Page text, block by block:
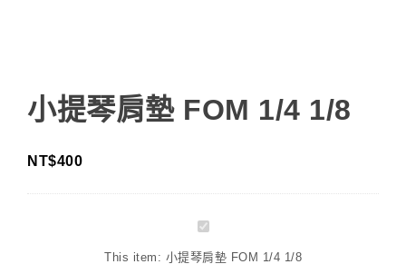
小提琴肩墊 FOM 1/4 1/8
NT$400
小
琴
This item: 小提琴肩墊 FOM 1/4 1/8